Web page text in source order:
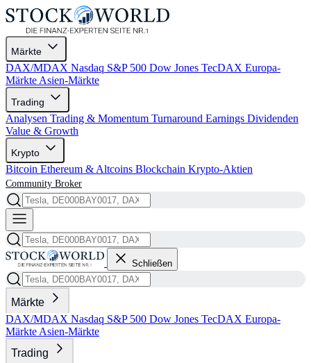
Märkte
DAX/MDAX Nasdaq S&P 500 Dow Jones TecDAX Europa-
Märkte Asien-Märkte
Trading
Analysen Trading & Momentum Turnaround Earnings Dividenden
Value & Growth
Krypto
Bitcoin Ethereum & Altcoins Blockchain Krypto-Aktien
Community Broker
Schließen
Märkte
DAX/MDAX Nasdaq S&P 500 Dow Jones TecDAX Europa-
Märkte Asien-Märkte
Trading